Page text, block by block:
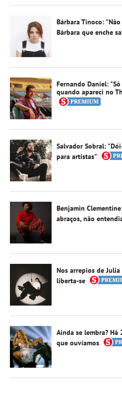
Bárbara Tinoco:
Bárbara que enche
Fernando Daniel:
quando apareci no
Salvador Sobral:
para artistas"
Benjamin
abraços, não
Nos arrepios de
liberta-se
Ainda se lembra? Há
que ouvíamos